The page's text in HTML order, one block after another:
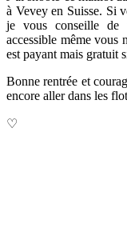
à Vevey en Suisse. Si
je vous conseille de
accessible même vous
est payant mais gratuit
Bonne rentrée et
encore aller dans les
♡